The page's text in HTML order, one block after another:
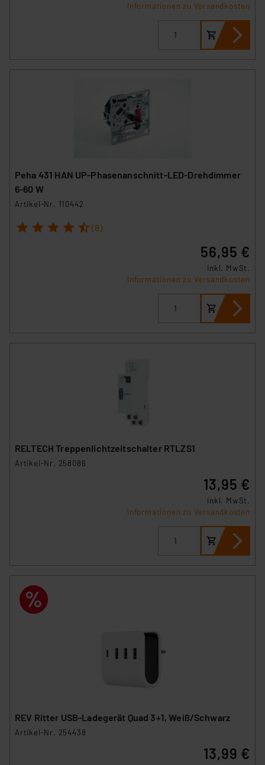
Informationen zu Versandkosten
Peha 431 HAN UP-Phasenanschnitt-LED-Drehdimmer
6-60 W
Artikel-Nr. 110442
1 2 3 4 5 (8)
56,95 €
inkl. MwSt.
Informationen zu Versandkosten
RELTECH Treppenlichtzeitschalter RTLZS1
Artikel-Nr. 258086
13,95 €
inkl. MwSt.
Informationen zu Versandkosten
REV Ritter USB-Ladegerät Quad 3+1, Weiß/Schwarz
Artikel-Nr. 254438
13,99 €